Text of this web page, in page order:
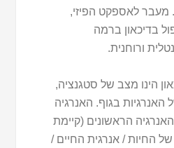
מעבר לאספקט הפיזי,
בדיכאון ברמה
ורוחנית.
הינו מצב של סטגנציה,
האנרגיות בגוף. האנרגיה
הראשונים (קיימת
החיות / אנרגית החיים /